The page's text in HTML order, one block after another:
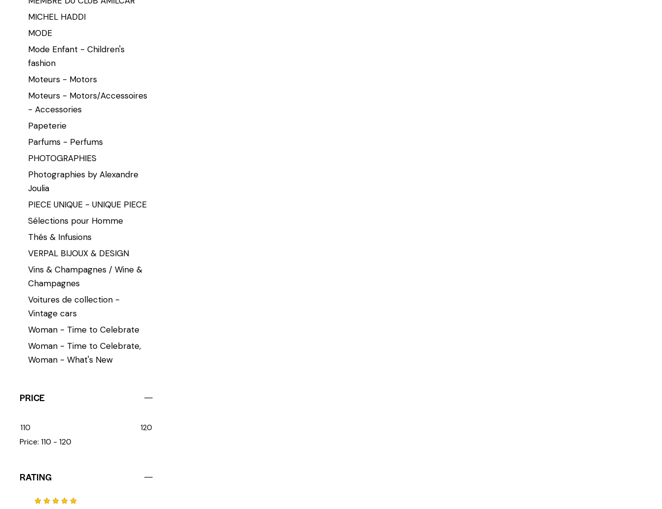
MICHEL HADDI
MODE
Mode Enfant - Children's
fashion
Moteurs - Motors
Moteurs - Motors/Accessoires
- Accessories
Papeterie
Parfums - Perfums
PHOTOGRAPHIES
Photographies by Alexandre
Joulia
PIECE UNIQUE - UNIQUE PIECE
Sélections pour Homme
Thés & Infusions
VERPAL BIJOUX & DESIGN
Vins & Champagnes / Wine &
Champagnes
Voitures de collection -
Vintage cars
Woman - Time to Celebrate
Woman - Time to Celebrate,
Woman - What's New
PRICE
110 120
Price: 110 - 120
RATING